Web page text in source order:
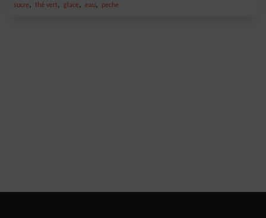
sucre, thé vert, glace, eau, peche